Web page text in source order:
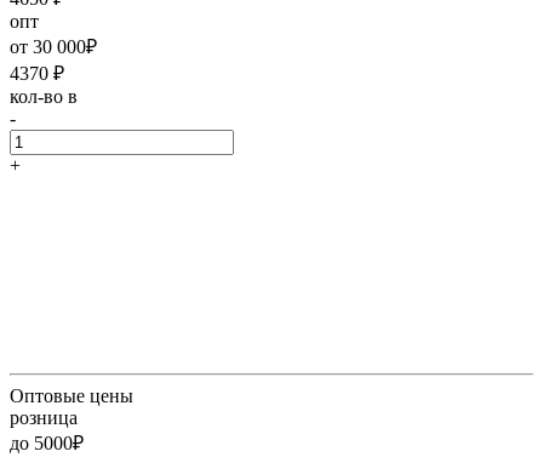
опт
от 30 000₽
4370 ₽
кол-во в
-
+
Оптовые цены
розница
до 5000₽